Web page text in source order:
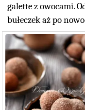
galette z owocami.
bułeczek aż po